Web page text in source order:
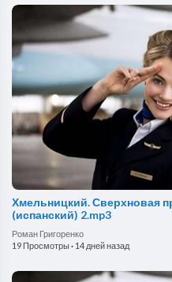
Хмельницкий. Сверхновая
(испанский) 2.mp3
Роман Григоренко
19 Просмотры· 14 дней назад